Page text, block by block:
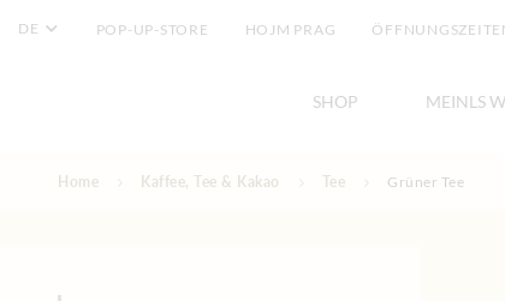
DE POP-UP-STORE HOJM PRAG
SHOP MEINLS
Home Kaffee, Tee & Kakao Tee Grüner Tee